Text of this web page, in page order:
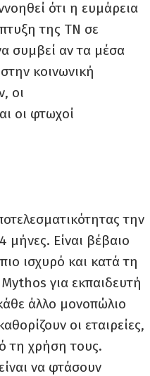
ότι η ευμάρεια
της ΤΝ σε
συμβεί αν τα μέσα
κοινωνική
οι
οι φτωχοί
την
μήνες. Είναι βέβαιο
ισχυρό και κατά τη
για εκπαιδευτή
άλλο μονοπώλιο
οι εταιρείες,
τη χρήση τους.
να φτάσουν